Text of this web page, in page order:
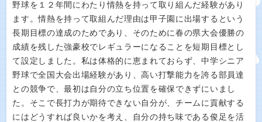
野球を１２年間にわたり情熱を持って取り組んだ経験があり
ます。情熱を持って取組んだ理由は甲子園に出場するという
長期目標の達成のためであり、そのために春の県大会優勝の
成績を残した強豪校でレギュラーになることを短期目標とし
て設定しました。私は体格的に恵まれておらず、中学シニア
野球で全国大会出場経験があり、高い打撃能力を誇る部員達
との競争で、最初は自分の立ち位置を確保できずにいまし
た。そこで長打力が期待できない自分が、チームに貢献する
にはどうすれば良いかを考え、自分の持ち味である俊足を活